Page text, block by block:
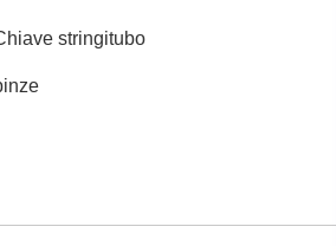
stringitubo